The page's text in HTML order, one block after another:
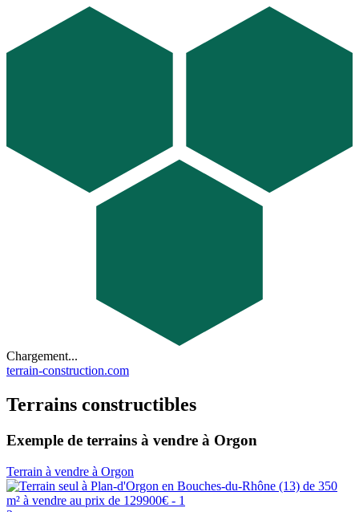
Chargement...
terrain-construction.com
Terrains constructibles
Exemple de terrains à vendre à Orgon
Terrain à vendre à Orgon